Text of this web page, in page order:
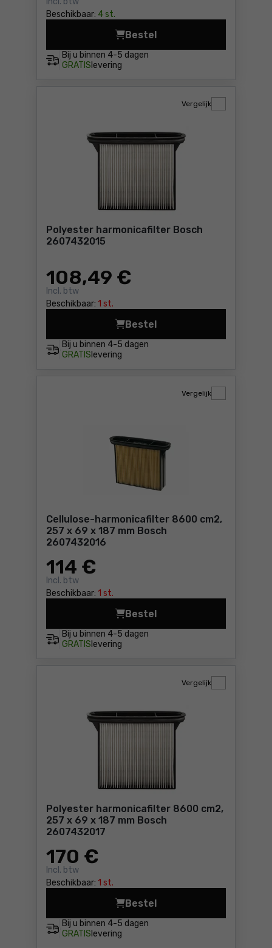
Beschikbaar: 4 st.
Bij u binnen 4-5 dagen
GRATIS levering
Bestel
Vliesfilterzak Bosch
Polyester harmonicafilter Bosch
2607432015
108,49 €
Incl. btw
Beschikbaar: 1 st.
Vergelijk
Bij u binnen 4-5 dagen
GRATIS levering
Bestel
Polyester harmonicafilter
Cellulose-harmonicafilter 8600 cm2,
257 x 69 x 187 mm Bosch
2607432016
114 €
Incl. btw
Beschikbaar: 1 st.
Vergelijk
Bij u binnen 4-5 dagen
GRATIS levering
Bestel
Cellulose-harmonicafilter
Polyester harmonicafilter 8600 cm2,
257 x 69 x 187 mm Bosch
2607432017
170 €
Incl. btw
Beschikbaar: 1 st.
Vergelijk
Bij u binnen 4-5 dagen
GRATIS levering
Bestel
Polyester harmonicafilter